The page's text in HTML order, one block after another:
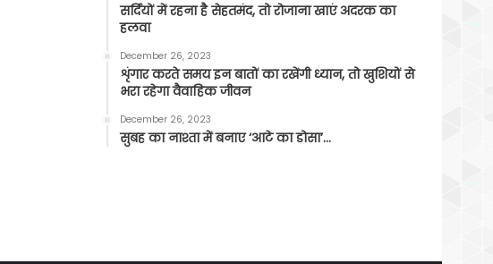
सर्दियों में रहना है सेहतमंद, तो रोजाना खाएं अदरक का
हलवा
December 26, 2023
शृंगार करते समय इन बातों का रखेंगी ध्यान, तो खुशियों से
भरा रहेगा वैवाहिक जीवन
December 26, 2023
सुबह का नाश्ता में बनाए ‘आटे का डोसा’…